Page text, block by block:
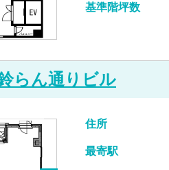
基準階坪数
らん通りビル
住所
最寄駅